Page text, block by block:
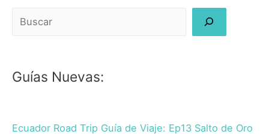
Buscar
Guías Nuevas:
Ecuador Road Trip Guía de Viaje: Ep13 Salto de Oro